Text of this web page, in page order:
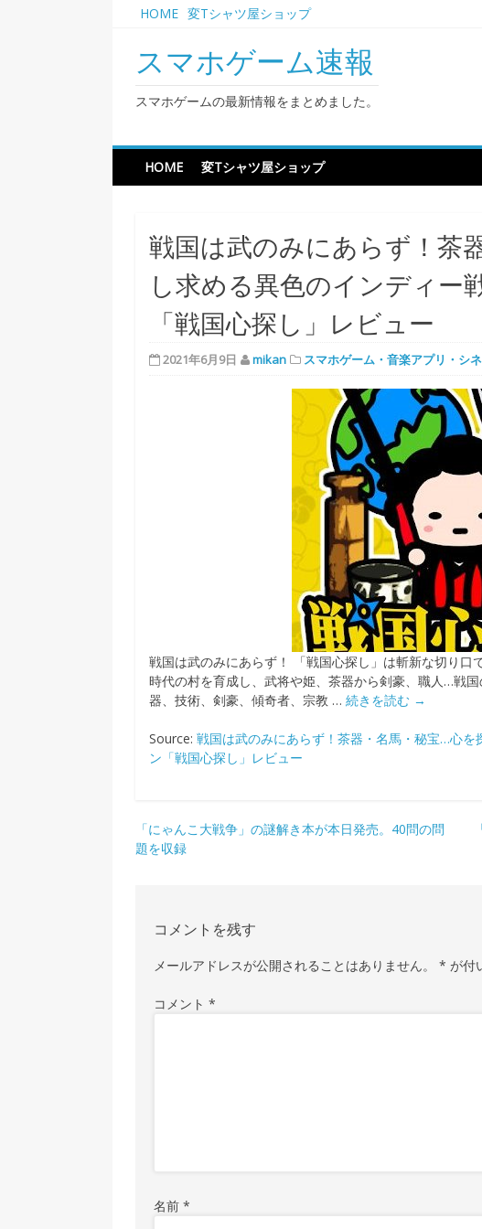
HOME 変Tシャツ屋ショップ
スマホゲーム速報
スマホゲームの最新情報をまとめました。
HOME 変Tシャツ屋ショップ
戦国は武のみにあらず！茶
し求める異色のインディー
「戦国心探し」レビュー
2021年6月9日 mikan スマホゲーム・音楽アプリ・シ
戦国は武のみにあらず！ 「戦国心探し」は斬新な切り
時代の村を育成し、武将や姫、茶器から剣豪、職人…戦
器、技術、剣豪、傾奇者、宗教 …続きを読む →
Source:戦国は武のみにあらず！茶器・名馬・秘宝…心
ン「戦国心探し」レビュー
投
稿
「にゃんこ大戦争」の謎解き本が本日発売。40問の問
題を収録
コメントを残す
メールアドレスが公開されることはありません。 * が付
コメント*
名前*